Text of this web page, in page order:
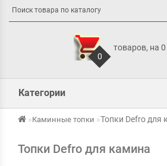
0
товаров, на 0
Категории
Каминные топки Топки Defro для
Топки Defro для камина